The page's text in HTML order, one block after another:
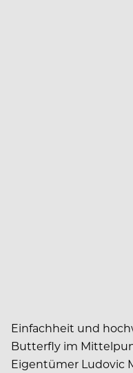
Einfachheit und
Butterfly im
Eigentümer Ludovic